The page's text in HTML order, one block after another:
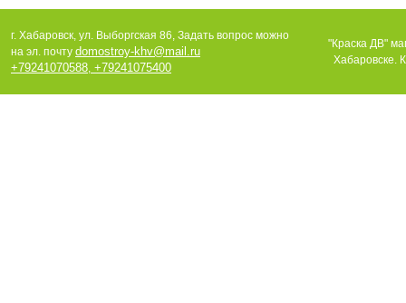
г. Хабаровск, ул. Выборгская 86, Задать вопрос можно
на эл. почту domostroy-khv@mail.ru
+79241070588, +79241075400
"Краска ДВ"
Хабаровске.